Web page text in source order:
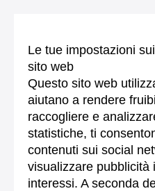
Le tue impostazioni
sito web
Questo sito web
aiutano a rendere
raccogliere e
statistiche, ti
contenuti sui social
visualizzare pubblicità
interessi. A seconda